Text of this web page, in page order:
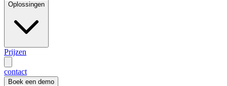
Oplossingen
Prijzen
contact
Boek een demo